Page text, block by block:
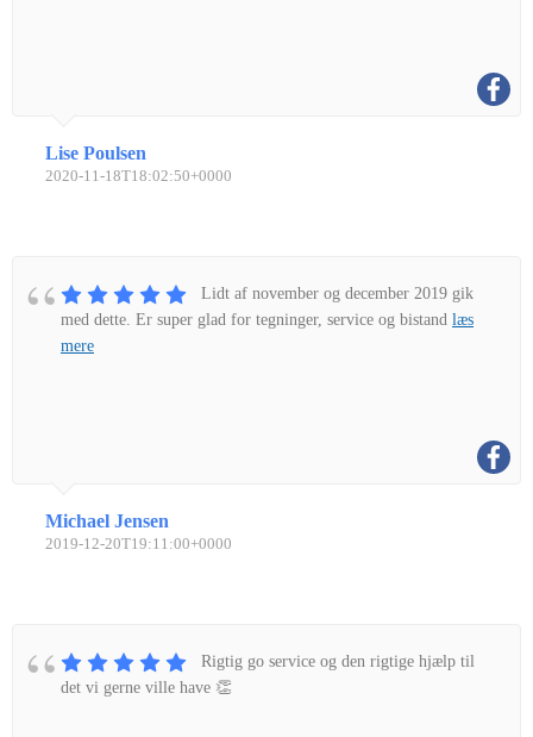
Lise Poulsen
2020-11-18T18:02:50+0000
Lidt af november og december 2019 gik
med dette. Er super glad for tegninger, service og bistand læs
mere
Michael Jensen
2019-12-20T19:11:00+0000
Rigtig go service og den rigtige hjælp til
det vi gerne ville have 👏